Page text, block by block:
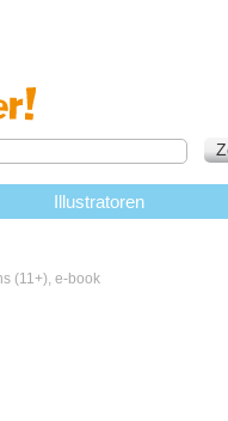
(11+), e-book
Illustratoren